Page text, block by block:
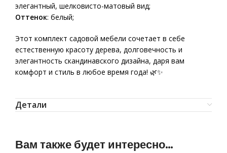
элегантный, шелковисто-матовый вид;
Оттенок: белый;
Этот комплект садовой мебели сочетает в себе
естественную красоту дерева, долговечность и
элегантность скандинавского дизайна, даря вам
комфорт и стиль в любое время года! 🌿✨
Детали
Вам также будет интересно…